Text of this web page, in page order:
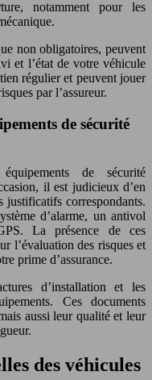
notamment pour les
non obligatoires, peuvent
et l’état de votre véhicule
régulier et peuvent jouer
par l’assureur.
de sécurité
de sécurité
il est judicieux d’en
correspondants.
d’alarme, un antivol
La présence de ces
l’évaluation des risques et
prime d’assurance.
d’installation et les
Ces documents
aussi leur qualité et leur
des véhicules